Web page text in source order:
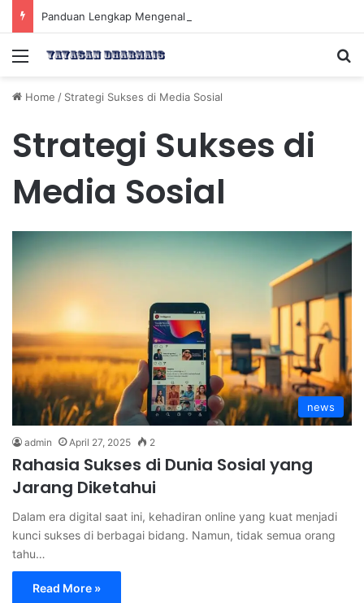
Menu
Home / Strategi Sukses di Media Sosial
Strategi Sukses di
Media Sosial
news
admin April 27, 2025 2
Rahasia Sukses di Dunia Sosial yang
Jarang Diketahui
Dalam era digital saat ini, kehadiran online yang kuat menjadi
kunci sukses di berbagai bidang. Namun, tidak semua orang
tahu…
Read More »